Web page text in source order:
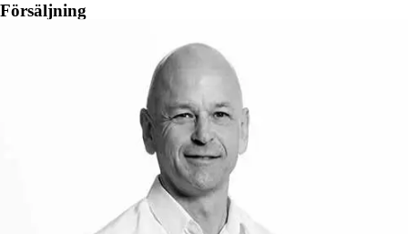
Försäljning